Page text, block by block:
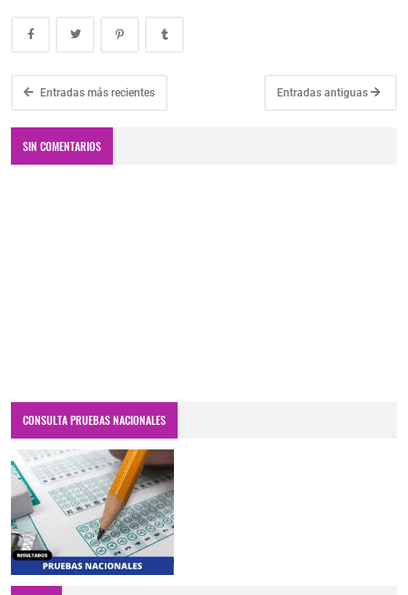
Entradas más recientes Entradas antiguas
SIN COMENTARIOS
CONSULTA PRUEBAS NACIONALES